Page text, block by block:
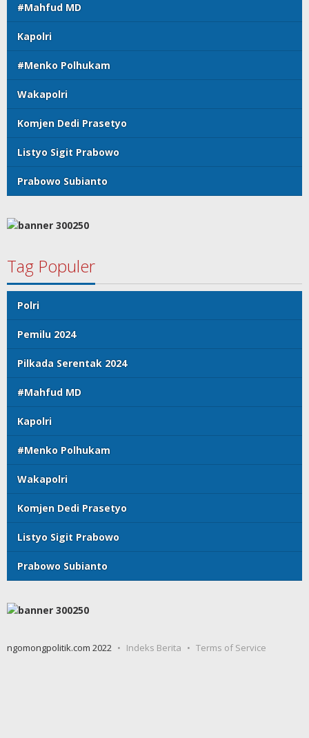
#Mahfud MD
Kapolri
#Menko Polhukam
Wakapolri
Komjen Dedi Prasetyo
Listyo Sigit Prabowo
Prabowo Subianto
Tag Populer
Polri
Pemilu 2024
Pilkada Serentak 2024
#Mahfud MD
Kapolri
#Menko Polhukam
Wakapolri
Komjen Dedi Prasetyo
Listyo Sigit Prabowo
Prabowo Subianto
ngomongpolitik.com 2022 Indeks Berita Terms of Service